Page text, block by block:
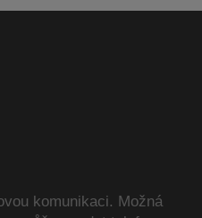
komunikaci. Možná